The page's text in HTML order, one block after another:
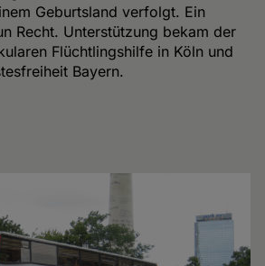
Geburtsland verfolgt. Ein
Recht. Unterstützung bekam der
Flüchtlingshilfe in Köln und
Bayern.